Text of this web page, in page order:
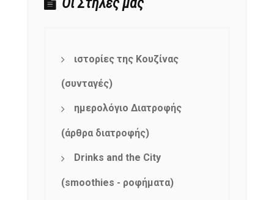
ιστορίες της Κουζίνας
(συνταγές)
ημερολόγιο Διατροφής
(άρθρα διατροφής)
Drinks and the City
(smoothies - ροφήματα)